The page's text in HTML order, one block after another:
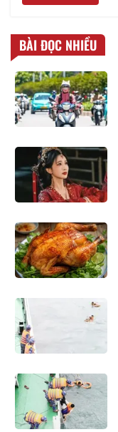
BÀI ĐỌC NHIỀU